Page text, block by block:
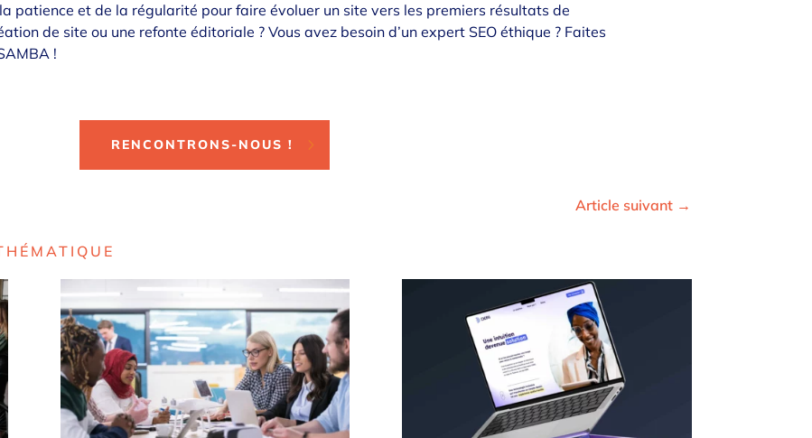
patience et de la régularité pour faire évoluer un site vers les premiers résultats de
de site ou une refonte éditoriale ? Vous avez besoin d’un expert SEO éthique ? Faites
!
RENCONTRONS-NOUS !
Article suivant→